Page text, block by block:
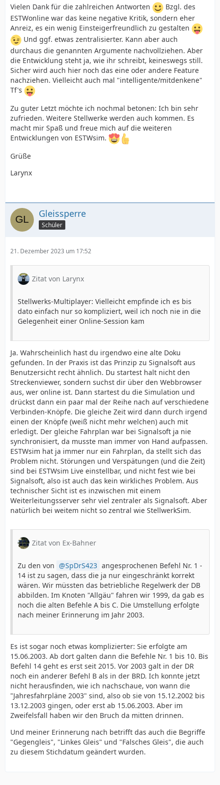
Vielen Dank für die zahlreichen Antworten
Bzgl. des
ESTWonline war das keine negative Kritik, sondern eher
Anreiz, es ein wenig Einsteigerfreundlich zu gestalten
Und ggf. etwas zentralisierter. Kann aber auch
durchaus die genannten Argumente nachvollziehen. Aber
die Entwicklung steht ja, wie ihr schreibt, keineswegs still.
Sicher wird auch hier noch das eine oder andere Feature
nachziehen. Vielleicht auch mal "intelligente/mitdenkene"
Tf's
Zu guter Letzt möchte ich nochmal betonen: Ich bin sehr
zufrieden. Weitere Stellwerke werden auch kommen. Es
macht mir Spaß und freue mich auf die weiteren
Entwicklungen von ESTWsim.
Grüße
Larynx
Gleissperre
Schüler
21. Dezember 2023 um 17:52
Zitat von Larynx
Stellwerks-Multiplayer: Vielleicht empfinde ich es bis
dato einfach nur so kompliziert, weil ich noch nie in die
Gelegenheit einer Online-Session kam
Ja. Wahrscheinlich hast du irgendwo eine alte Doku
gefunden. In der Praxis ist das Prinzip zu Signalsoft aus
Benutzersicht recht ähnlich. Du startest halt nicht den
Streckenviewer, sondern suchst dir über den Webbrowser
aus, wer online ist. Dann startest du die Simulation und
drückst dann ein paar mal der Reihe nach auf verschiedene
Verbinden-Knöpfe. Die gleiche Zeit wird dann durch irgend
einen der Knöpfe (weiß nicht mehr welchen) auch mit
erledigt. Der gleiche Fahrplan war bei Signalsoft ja nie
synchronisiert, da musste man immer von Hand aufpassen.
ESTWsim hat ja immer nur ein Fahrplan, da stellt sich das
Problem nicht. Störungen und Verspätungen (und die Zeit)
sind bei ESTWsim Live einstellbar, und nicht fest wie bei
Signalsoft, also ist auch das kein wirkliches Problem. Aus
technischer Sicht ist es inzwischen mit einem
Weiterleitungsserver sehr viel zentraler als Signalsoft. Aber
natürlich bei weitem nicht so zentral wie StellwerkSim.
Zitat von Ex-Bahner
Zu den von SpDrS423 angesprochenen Befehl Nr. 1 -
14 ist zu sagen, dass die ja nur eingeschränkt korrekt
wären. Wir müssten das betriebliche Regelwerk der DB
abbilden. Im Knoten "Allgäu" fahren wir 1999, da gab es
noch die alten Befehle A bis C. Die Umstellung erfolgte
nach meiner Erinnerung im Jahr 2003.
Es ist sogar noch etwas komplizierter: Sie erfolgte am
15.06.2003. Ab dort galten dann die Befehle Nr. 1 bis 10. Bis
Befehl 14 geht es erst seit 2015. Vor 2003 galt in der DR
noch ein anderer Befehl B als in der BRD. Ich konnte jetzt
nicht herausfinden, wie ich nachschaue, von wann die
"Jahresfahrpläne 2003" sind, also ob sie von 15.12.2002 bis
13.12.2003 gingen, oder erst ab 15.06.2003. Aber im
Zweifelsfall haben wir den Bruch da mitten drinnen.
Und meiner Erinnerung nach betrifft das auch die Begriffe
"Gegengleis", "Linkes Gleis" und "Falsches Gleis", die auch
zu diesem Stichdatum geändert wurden.